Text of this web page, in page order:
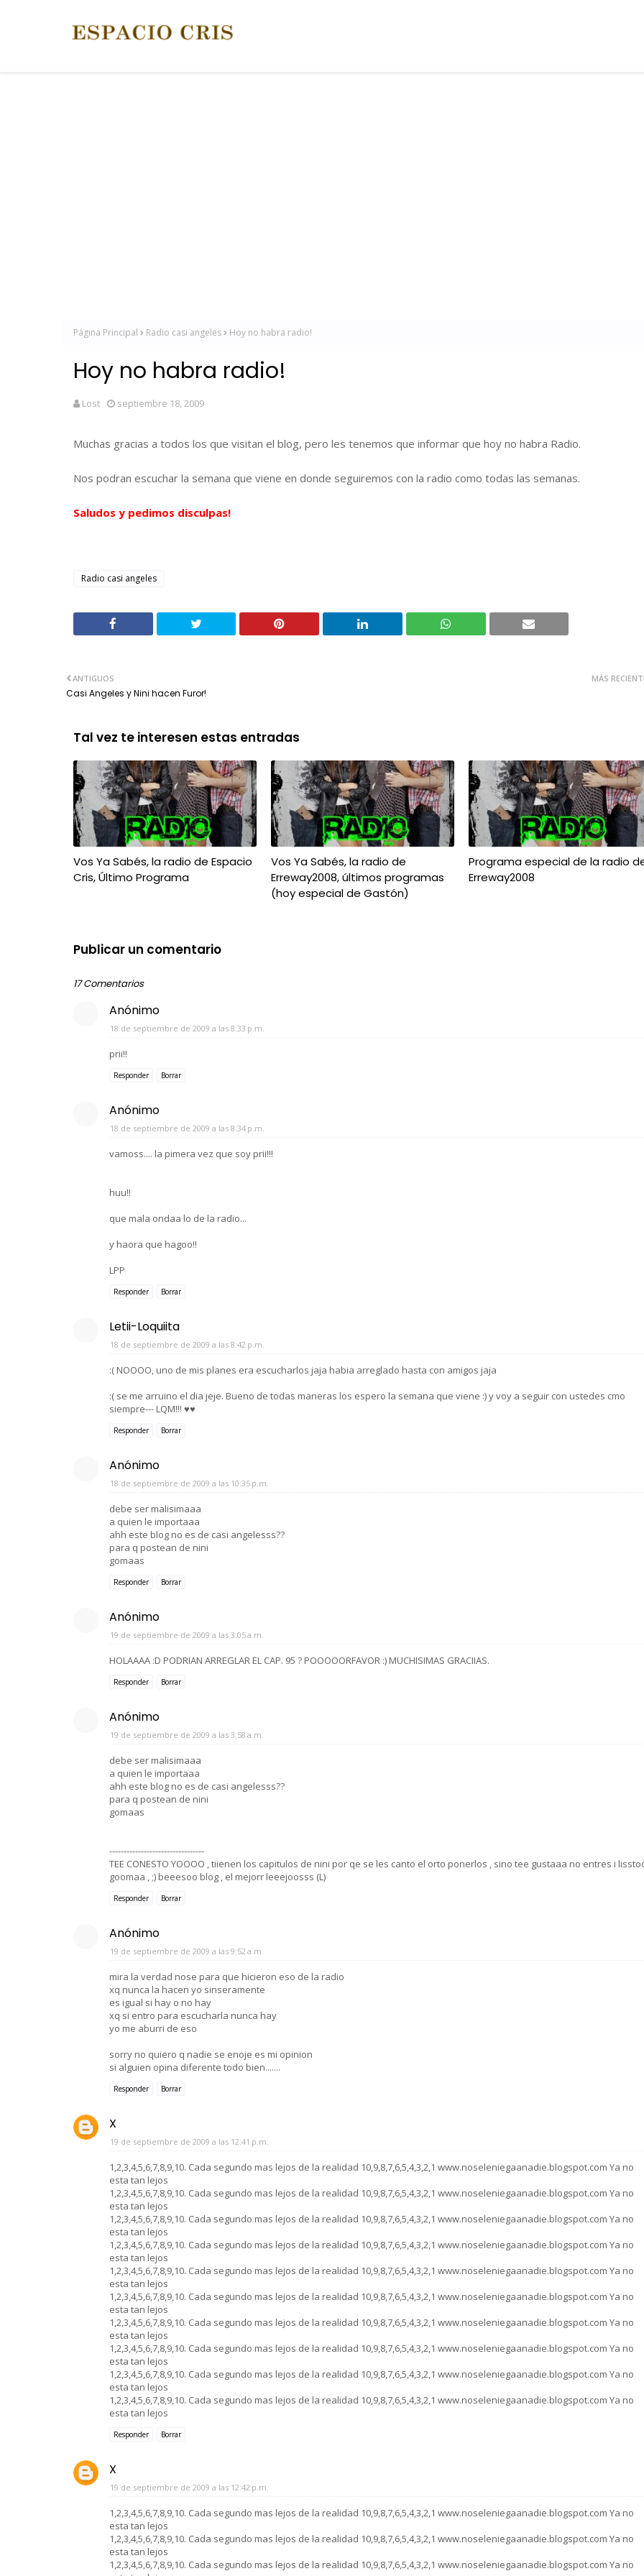
Página Principal Radio casi angeles Hoy no habra radio!
Hoy no habra radio!
Lost septiembre 18, 2009
Muchas gracias a todos los que visitan el blog, pero les tenemos que informar que hoy no habra Radio.
Nos podran escuchar la semana que viene en donde seguiremos con la radio como todas las semanas.
Saludos y pedimos disculpas!
Radio casi angeles
MÁS
ANTIGUOS
Casi Angeles y Nini hacen Furor!
Tal vez te interesen estas entradas
Vos Ya Sabés, la radio de Espacio
Cris, Último Programa
Vos Ya Sabés, la radio de
Erreway2008, últimos programas
(hoy especial de Gastón)
Programa especial de la radio
Erreway2008
Publicar un comentario
17 Comentarios
Anónimo
18 de septiembre de 2009 a las 8:33 p.m.
prii!!
Responder Borrar
Anónimo
18 de septiembre de 2009 a las 8:34 p.m.
vamoss.... la pimera vez que soy prii!!!
huu!!
que mala ondaa lo de la radio...
y haora que hagoo!!
LPP
Responder Borrar
Letii-Loquiita
18 de septiembre de 2009 a las 8:42 p.m.
:( NOOOO, uno de mis planes era escucharlos jaja habia arreglado hasta con amigos jaja
:( se me arruino el dia jeje. Bueno de todas maneras los espero la semana que viene :) y voy a seguir con ustedes cmo
siempre--- LQM!!! ♥♥
Responder Borrar
Anónimo
18 de septiembre de 2009 a las 10:35 p.m.
debe ser malisimaaa
a quien le importaaa
ahh este blog no es de casi angelesss??
para q postean de nini
gomaas
Responder Borrar
Anónimo
19 de septiembre de 2009 a las 3:05 a.m.
HOLAAAA :D PODRIAN ARREGLAR EL CAP. 95 ? POOOOORFAVOR :) MUCHISIMAS GRACIIAS.
Responder Borrar
Anónimo
19 de septiembre de 2009 a las 3:58 a.m.
debe ser malisimaaa
a quien le importaaa
ahh este blog no es de casi angelesss??
para q postean de nini
gomaas
---------------------------------
TEE CONESTO YOOOO , tiienen los capitulos de nini por qe se les canto el orto ponerlos , sino tee gustaaa no entres i
goomaa , ;) beeesoo blog , el mejorr leeejoosss (L)
Responder Borrar
Anónimo
19 de septiembre de 2009 a las 9:52 a.m.
mira la verdad nose para que hicieron eso de la radio
xq nunca la hacen yo sinseramente
es igual si hay o no hay
xq si entro para escucharla nunca hay
yo me aburri de eso
sorry no quiero q nadie se enoje es mi opinion
si alguien opina diferente todo bien.......
Responder Borrar
X
19 de septiembre de 2009 a las 12:41 p.m.
1,2,3,4,5,6,7,8,9,10. Cada segundo mas lejos de la realidad 10,9,8,7,6,5,4,3,2,1 www.noseleniegaanadie.blogspot.com Ya no
esta tan lejos
1,2,3,4,5,6,7,8,9,10. Cada segundo mas lejos de la realidad 10,9,8,7,6,5,4,3,2,1 www.noseleniegaanadie.blogspot.com Ya no
esta tan lejos
1,2,3,4,5,6,7,8,9,10. Cada segundo mas lejos de la realidad 10,9,8,7,6,5,4,3,2,1 www.noseleniegaanadie.blogspot.com Ya no
esta tan lejos
1,2,3,4,5,6,7,8,9,10. Cada segundo mas lejos de la realidad 10,9,8,7,6,5,4,3,2,1 www.noseleniegaanadie.blogspot.com Ya no
esta tan lejos
1,2,3,4,5,6,7,8,9,10. Cada segundo mas lejos de la realidad 10,9,8,7,6,5,4,3,2,1 www.noseleniegaanadie.blogspot.com Ya no
esta tan lejos
1,2,3,4,5,6,7,8,9,10. Cada segundo mas lejos de la realidad 10,9,8,7,6,5,4,3,2,1 www.noseleniegaanadie.blogspot.com Ya no
esta tan lejos
1,2,3,4,5,6,7,8,9,10. Cada segundo mas lejos de la realidad 10,9,8,7,6,5,4,3,2,1 www.noseleniegaanadie.blogspot.com Ya no
esta tan lejos
1,2,3,4,5,6,7,8,9,10. Cada segundo mas lejos de la realidad 10,9,8,7,6,5,4,3,2,1 www.noseleniegaanadie.blogspot.com Ya no
esta tan lejos
1,2,3,4,5,6,7,8,9,10. Cada segundo mas lejos de la realidad 10,9,8,7,6,5,4,3,2,1 www.noseleniegaanadie.blogspot.com Ya no
esta tan lejos
1,2,3,4,5,6,7,8,9,10. Cada segundo mas lejos de la realidad 10,9,8,7,6,5,4,3,2,1 www.noseleniegaanadie.blogspot.com Ya no
esta tan lejos
Responder Borrar
X
19 de septiembre de 2009 a las 12:42 p.m.
1,2,3,4,5,6,7,8,9,10. Cada segundo mas lejos de la realidad 10,9,8,7,6,5,4,3,2,1 www.noseleniegaanadie.blogspot.com Ya no
esta tan lejos
1,2,3,4,5,6,7,8,9,10. Cada segundo mas lejos de la realidad 10,9,8,7,6,5,4,3,2,1 www.noseleniegaanadie.blogspot.com Ya no
esta tan lejos
1,2,3,4,5,6,7,8,9,10. Cada segundo mas lejos de la realidad 10,9,8,7,6,5,4,3,2,1 www.noseleniegaanadie.blogspot.com Ya no